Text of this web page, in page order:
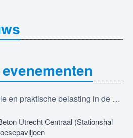
Cursus: Mentale en praktische belasting in de migratierechtadvocatuur; professioneel betrokken blijven in een werkveld dat je raakt, 5 oktober 2026
Utrecht Centraal (Stationshal